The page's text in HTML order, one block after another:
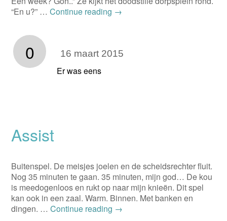
“En u?” …Continue reading →
0 16 maart 2015
Er was eens
Assist
Buitenspel. De meisjes joelen en de scheidsrechter fluit.
Nog 35 minuten te gaan. 35 minuten, mijn god… De kou
is meedogenloos en rukt op naar mijn knieën. Dit spel
kan ook in een zaal. Warm. Binnen. Met banken en
dingen. …Continue reading →